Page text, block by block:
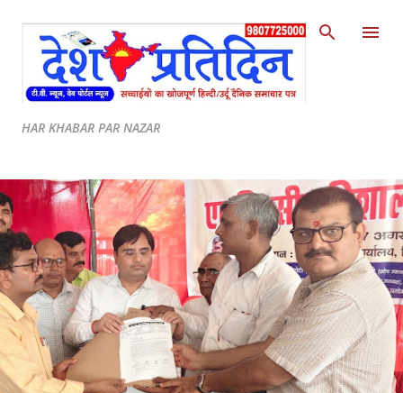
Skip to main content
HAR KHABAR PAR NAZAR